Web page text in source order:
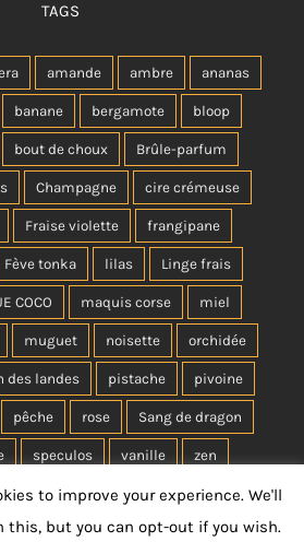
TAGS
amande ambre ananas
banane bergamote bloop
bout de choux Brûle-parfum
Champagne cire crémeuse
Fraise violette frangipane
Fève tonka lilas Linge frais
COCO maquis corse miel
muguet noisette orchidée
des landes pistache pivoine
pêche rose Sang de dragon
speculos vanille zen
to improve your experience. We'll
this, but you can opt-out if you wish.